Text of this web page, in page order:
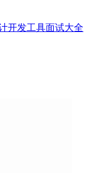
开发工具面试大全